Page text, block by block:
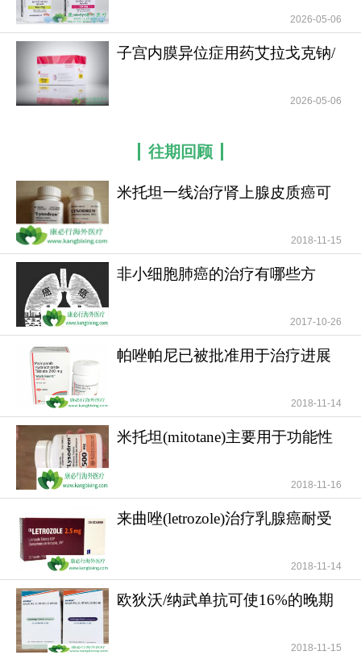
向药
多达维普酮 （Dordaviprone）由Jazz制药研
发，2025年8月6日获FDA加速批准，2025年9月被
纳入NCCN《小儿中枢神经系统肿瘤》和《中枢神经
作用机制（双重靶向）：
1.拮抗多巴胺受体D2（DRD2）：抑制肿瘤细胞
生长信号通路；
2.激活线粒体蛋白酶ClpP：引发癌细胞线粒体
功能障碍，诱导凋亡；
3.独特优势：口服给药，穿透血脑屏障，直达中
枢神经系统肿瘤部位。
获批适应症：适用于1岁及以上患者，其
H3K27M突变型弥漫性中线胶质瘤在先前治疗（如放
疗）后出现进展。
三、数据优势：改写“生存绝望”的临床证据
基于5项临床试验汇总结果（50例复发患者，含
儿童和成人），疗效数据振奋人心：
2026-05-06
子宫内膜异位症用药艾拉戈克钠/
2026-05-06
往期回顾
米托坦一线治疗肾上腺皮质癌可
2018-11-15
非小细胞肺癌的治疗有哪些方
2017-10-26
帕唑帕尼已被批准用于治疗进展
2018-11-14
米托坦(mitotane)主要用于功能性
2018-11-16
来曲唑(letrozole)治疗乳腺癌耐受
2018-11-14
欧狄沃/纳武单抗可使16%的晚期
2018-11-15